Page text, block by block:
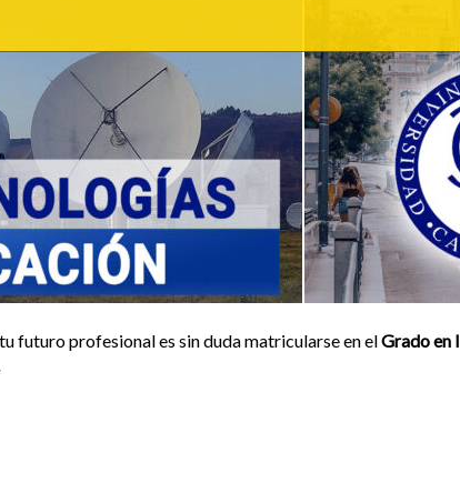
futuro profesional es sin duda matricularse en elGrado en